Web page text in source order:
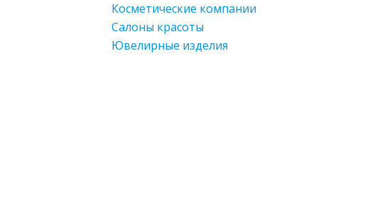
Косметические компании
Салоны красоты
Ювелирные изделия